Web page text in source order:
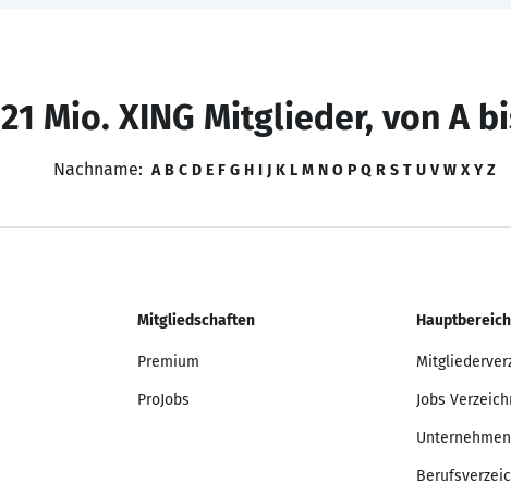
21 Mio. XING Mitglieder, von A
Nachname: A B C D E F G H I J K L M N O P Q R S T U V W X Y Z
Mitgliedschaften
Premium
ProJobs Jobs
Unternehmen